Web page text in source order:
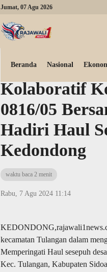
Jumat, 07 Agu 2026
Beranda Nasional
Kolaboratif
0816/05
Hadiri Haul
Kedondong
waktu baca 2 menit
Rabu, 7 Agu 2024 11:14
kecamatan Tulangan dalam
Memperingati Haul sesepuh
Kec. Tulangan, Kabupaten